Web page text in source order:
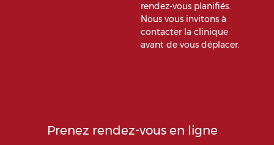
Prenez rendez-vous en ligne
rendez-vous planifiés.
Nous vous invitons à
contacter la clinique
avant de vous déplacer.